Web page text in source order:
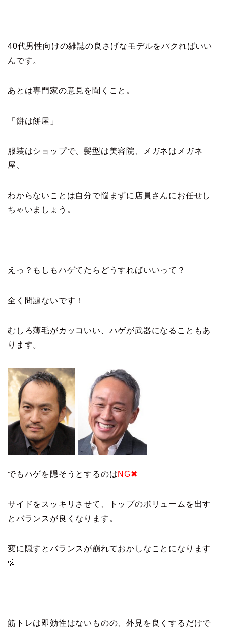
40代男性向けの雑誌の良さげなモデルをパクればいい
んです。
あとは専門家の意見を聞くこと。
「餅は餅屋」
服装はショップで、髪型は美容院、メガネはメガネ
屋、
わからないことは自分で悩まずに店員さんにお任せし
ちゃいましょう。
えっ？もしもハゲてたらどうすればいいって？
全く問題ないです！
むしろ薄毛がカッコいい、ハゲが武器になることもあ
ります。
でもハゲを隠そうとするのはNG✖
サイドをスッキリさせて、トップのボリュームを出す
とバランスが良くなります。
変に隠すとバランスが崩れておかしなことになります
💦
筋トレは即効性はないものの、外見を良くするだけで